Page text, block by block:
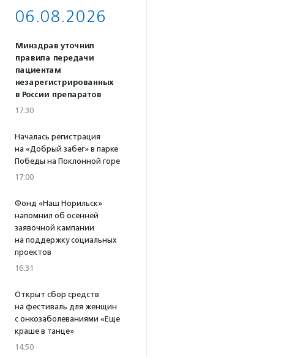
06.08.2026
Минздрав уточнил
правила передачи
пациентам
незарегистрированных
в России препаратов
17:30
Началась регистрация
на «Добрый забег» в парке
Победы на Поклонной горе
17:00
Фонд «Наш Норильск»
напомнил об осенней
заявочной кампании
на поддержку социальных
проектов
16:31
Открыт сбор средств
на фестиваль для женщин
с онкозаболеваниями «Еще
краше в танце»
14:50